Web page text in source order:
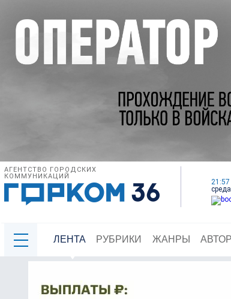
АГЕНТСТВО ГОРОДСКИХ
КОММУНИКАЦИЙ
21:57
среда
ЛЕНТА РУБРИКИ ЖАНРЫ